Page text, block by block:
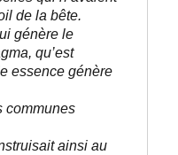
de la bête.
génère le
qu’est
essence génère
communes
ainsi au